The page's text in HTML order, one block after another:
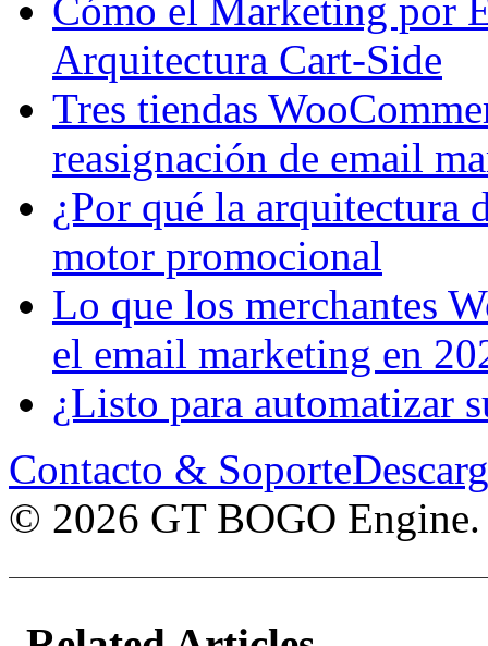
Cómo el Marketing por
Arquitectura Cart-Side
Tres tiendas
reasignación de email
¿Por qué la arquitectura
motor promocional
Lo que los merchantes
el email marketing en
¿Listo para automatizar
Contacto & Soporte
© 2026 GT BOGO Engine.